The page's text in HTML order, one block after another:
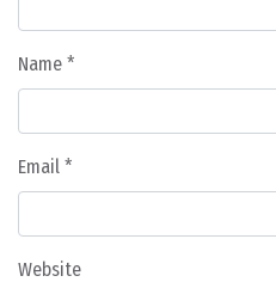
Name *
Email *
Website